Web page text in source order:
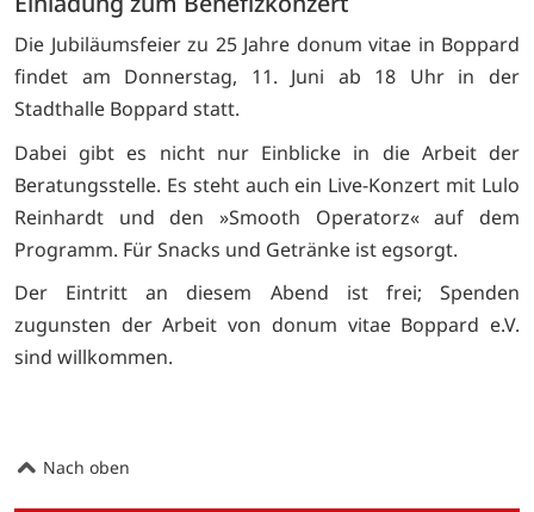
Die Jubiläumsfeier zu 25 Jahre donum vitae in Boppard
findet am Donnerstag, 11. Juni ab 18 Uhr in der
Stadthalle Boppard statt.
Dabei gibt es nicht nur Einblicke in die Arbeit der
Beratungsstelle. Es steht auch ein Live-Konzert mit Lulo
Reinhardt und den »Smooth Operatorz« auf dem
Programm. Für Snacks und Getränke ist egsorgt.
Der Eintritt an diesem Abend ist frei; Spenden
zugunsten der Arbeit von donum vitae Boppard e.V.
sind willkommen.
Nach oben